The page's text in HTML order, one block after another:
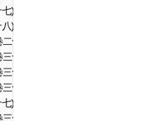
)
)
十九〜三十)
十一〜三十二)
十三〜三十四)
十五〜三十六)
)
十八〜三十九)